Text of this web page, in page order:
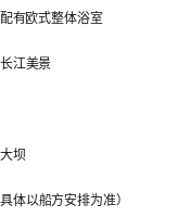
有欧式整体浴室
江美景
坝
体以船方安排为准）